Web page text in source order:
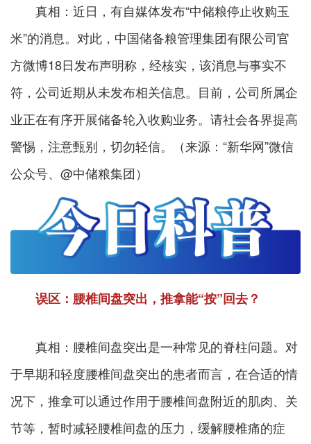
真相： 近日，有自媒体发布“中储粮停止收购玉
米”的消息。对此，中国储备粮管理集团有限公司官
方微博18日发布声明称，经核实，该消息与事实不
符，公司近期从未发布相关信息。目前，公司所属企
业正在有序开展储备轮入收购业务。请社会各界提高
警惕，注意甄别，切勿轻信。（来源：“新华网”微信
公众号、@中储粮集团）
误区：腰椎间盘突出，推拿能“按”回去？
真相： 腰椎间盘突出是一种常见的脊柱问题。对
于早期和轻度腰椎间盘突出的患者而言，在合适的情
况下，推拿可以通过作用于腰椎间盘附近的肌肉、关
节等，暂时减轻腰椎间盘的压力，缓解腰椎痛的症